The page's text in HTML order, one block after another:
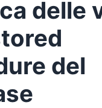
delle
del